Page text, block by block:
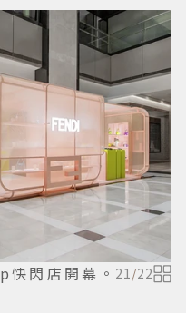
閃店開幕。 21/22